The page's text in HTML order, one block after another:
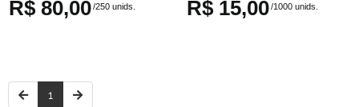
R$ 80,00/250 unids. R$ 15,00 /1000 unids.
1